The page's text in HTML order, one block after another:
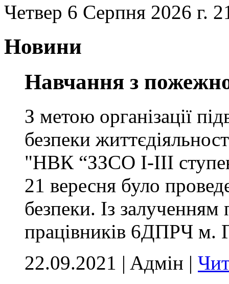
Четвер 6 Серпня 2026 г.
Новини
Навчання з
З метою організації
безпеки
"НВК “ЗЗСО І-ІІІ
21 вересня було
безпеки. Із
працівників 6ДПРЧ м.
22.09.2021 | Aдмін |